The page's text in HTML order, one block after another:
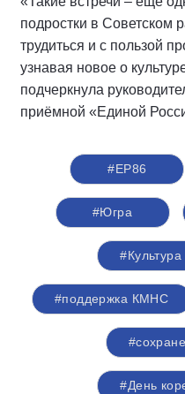
подростки в Советском
трудиться и с пользой
узнавая новое о
подчеркнула
приёмной «Единой
#ЕР86
#Югра
#поддержка КМНС
#День